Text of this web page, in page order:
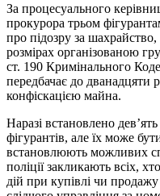
За процесуального
прокурора трьом
про підозру за
розмірах організованою
ст. 190 Кримінального
передбачає до дванадцяти
конфіскацією майна.
Наразі встановлено
фігурантів, але їх може
встановлюють можливих
поліції закликають всіх,
дій при купівлі чи